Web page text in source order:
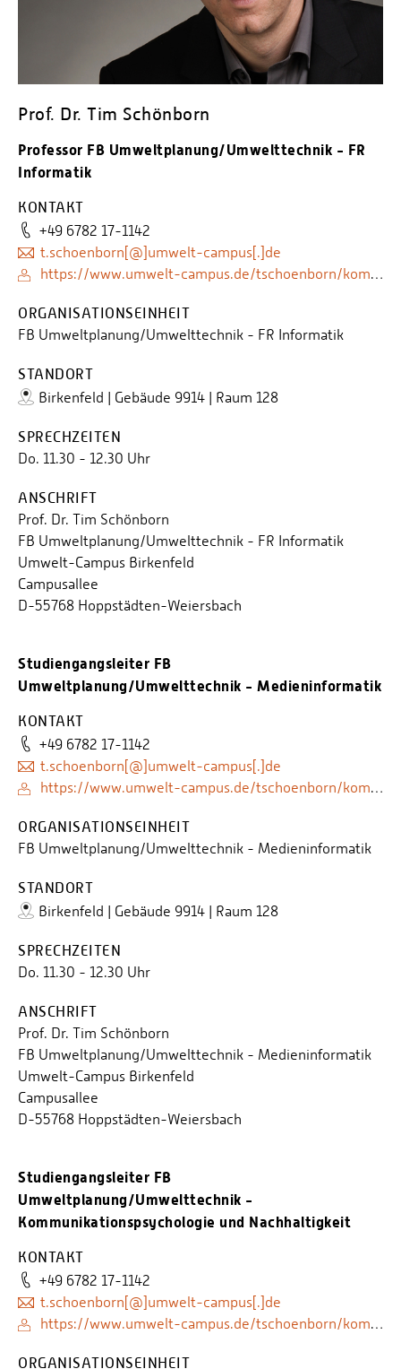
Personalvertretungen
Schwerbehindertenvertretungen
Informationssicherheit
Personalentwicklung
Prof. Dr. Tim Schönborn
Professor FB Umweltplanung/Umwelttechnik - FR
Informatik
KONTAKT
+49 6782 17-1142
t.schoenborn[@]umwelt-campus[.]de
https://www.umwelt-campus.de/tschoenborn/kompetenzen
ORGANISATIONSEINHEIT
FB Umweltplanung/Umwelttechnik - FR Informatik
STANDORT
Birkenfeld | Gebäude 9914 | Raum 128
SPRECHZEITEN
Do. 11.30 - 12.30 Uhr
ANSCHRIFT
Prof. Dr. Tim Schönborn
FB Umweltplanung/Umwelttechnik - FR Informatik
Umwelt-Campus Birkenfeld
Campusallee
D-55768 Hoppstädten-Weiersbach
Studiengangsleiter FB
Umweltplanung/Umwelttechnik - Medieninformatik
KONTAKT
+49 6782 17-1142
t.schoenborn[@]umwelt-campus[.]de
https://www.umwelt-campus.de/tschoenborn/kompetenzen
ORGANISATIONSEINHEIT
FB Umweltplanung/Umwelttechnik - Medieninformatik
STANDORT
Birkenfeld | Gebäude 9914 | Raum 128
SPRECHZEITEN
Do. 11.30 - 12.30 Uhr
ANSCHRIFT
Prof. Dr. Tim Schönborn
FB Umweltplanung/Umwelttechnik - Medieninformatik
Umwelt-Campus Birkenfeld
Campusallee
D-55768 Hoppstädten-Weiersbach
Studiengangsleiter FB
Umweltplanung/Umwelttechnik -
Kommunikationspsychologie und Nachhaltigkeit
KONTAKT
+49 6782 17-1142
t.schoenborn[@]umwelt-campus[.]de
https://www.umwelt-campus.de/tschoenborn/kompetenzen
ORGANISATIONSEINHEIT